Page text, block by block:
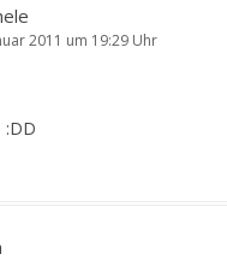
2011 um 19:29 Uhr
:DD